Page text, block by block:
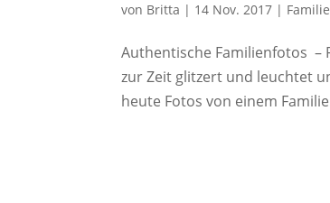
von Britta | 14 Nov. 2017 | Familie
Authentische Familienfotos –
zur Zeit glitzert und leuchtet
heute Fotos von einem